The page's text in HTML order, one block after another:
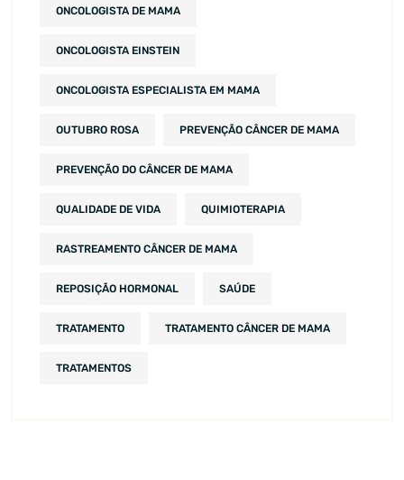
ONCOLOGISTA DE MAMA
ONCOLOGISTA EINSTEIN
ONCOLOGISTA ESPECIALISTA EM MAMA
OUTUBRO ROSA PREVENÇÃO CÂNCER DE MAMA
PREVENÇÃO DO CÂNCER DE MAMA
QUALIDADE DE VIDA QUIMIOTERAPIA
RASTREAMENTO CÂNCER DE MAMA
REPOSIÇÃO HORMONAL SAÚDE
TRATAMENTO TRATAMENTO CÂNCER DE MAMA
TRATAMENTOS